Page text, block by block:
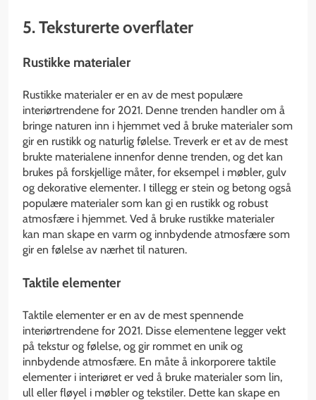
5. Teksturerte overflater
Rustikke materialer
Rustikke materialer er en av de mest populære
interiørtrendene for 2021. Denne trenden handler om å
bringe naturen inn i hjemmet ved å bruke materialer som
gir en rustikk og naturlig følelse. Treverk er et av de mest
brukte materialene innenfor denne trenden, og det kan
brukes på forskjellige måter, for eksempel i møbler, gulv
og dekorative elementer. I tillegg er stein og betong også
populære materialer som kan gi en rustikk og robust
atmosfære i hjemmet. Ved å bruke rustikke materialer
kan man skape en varm og innbydende atmosfære som
gir en følelse av nærhet til naturen.
Taktile elementer
Taktile elementer er en av de mest spennende
interiørtrendene for 2021. Disse elementene legger vekt
på tekstur og følelse, og gir rommet en unik og
innbydende atmosfære. En måte å inkorporere taktile
elementer i interiøret er ved å bruke materialer som lin,
ull eller fløyel i møbler og tekstiler. Dette kan skape en